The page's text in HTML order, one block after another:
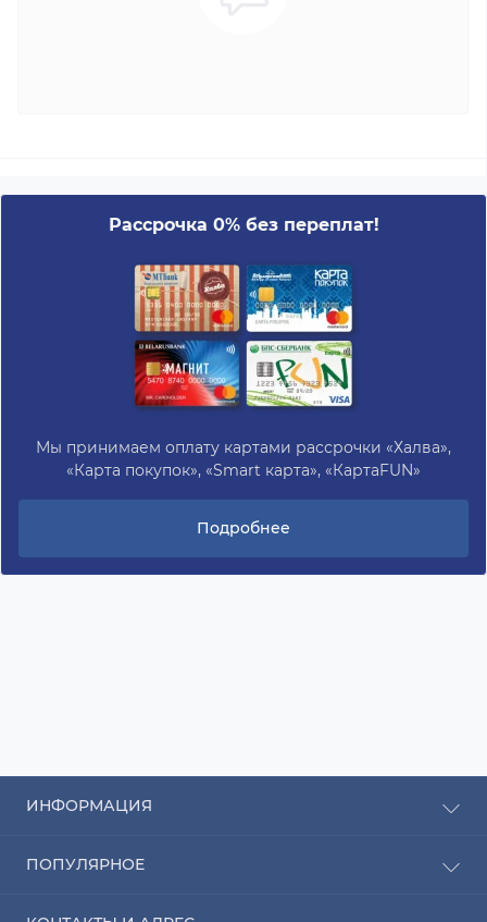
Рассрочка 0% без переплат!
Мы принимаем оплату картами рассрочки «Халва»,
«Карта покупок», «Smart карта», «КартаFUN»
Подробнее
ИНФОРМАЦИЯ
Оплата
ПОПУЛЯРНОЕ